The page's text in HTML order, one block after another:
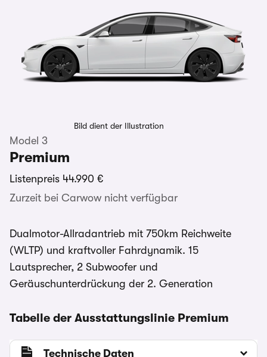
Bild dient der Illustration
Model 3
Premium
Listenpreis 44.990 €
Zurzeit bei Carwow nicht verfügbar
Dualmotor-Allradantrieb mit 750km Reichweite
(WLTP) und kraftvoller Fahrdynamik. 15
Lautsprecher, 2 Subwoofer und
Geräuschunterdrückung der 2. Generation
Tabelle der Ausstattungslinie Premium
Technische Daten